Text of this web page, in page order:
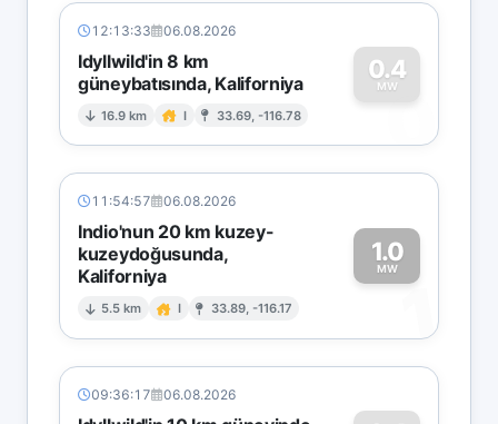
12:13:33 06.08.2026
Idyllwild'in 8 km
güneybatısında, Kaliforniya
16.9 km I 33.69, -116.78
0.4
MW
0
11:54:57 06.08.2026
Indio'nun 20 km kuzey-
kuzeydoğusunda,
Kaliforniya
5.5 km I 33.89, -116.17
1.0
MW
1
09:36:17 06.08.2026